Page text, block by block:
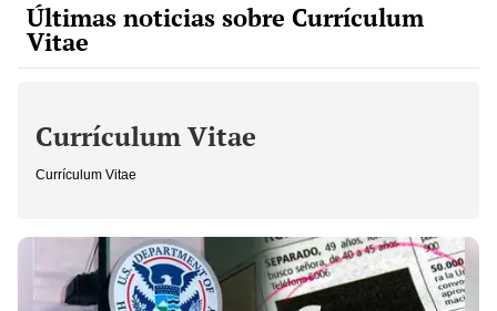
Últimas noticias sobre Currículum
Vitae
Currículum Vitae
Currículum Vitae